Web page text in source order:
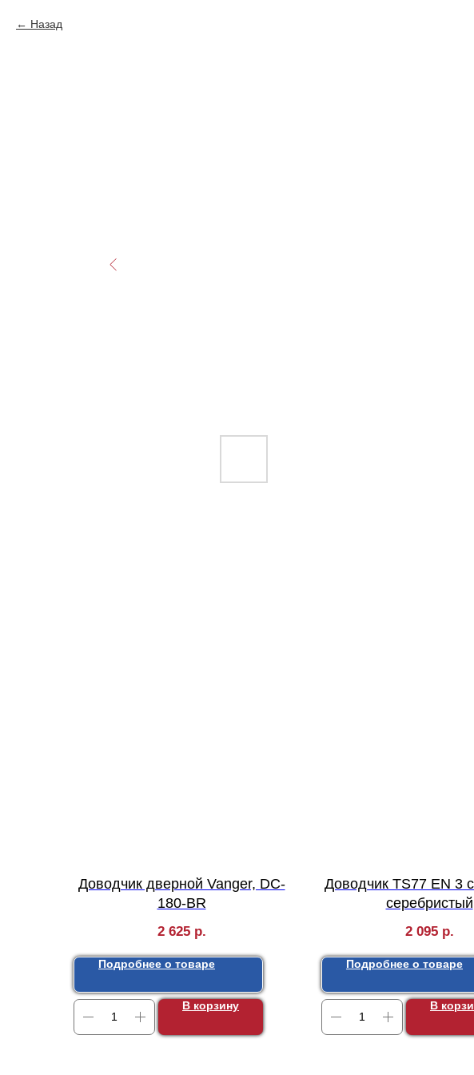
Назад
Доводчик дверной Vanger, DC-
180-BR
2 625 р.
Подробнее о товаре
В корзину
Доводчик TS77 EN 3
серебристый
2 095 р.
Подробнее о товаре
В